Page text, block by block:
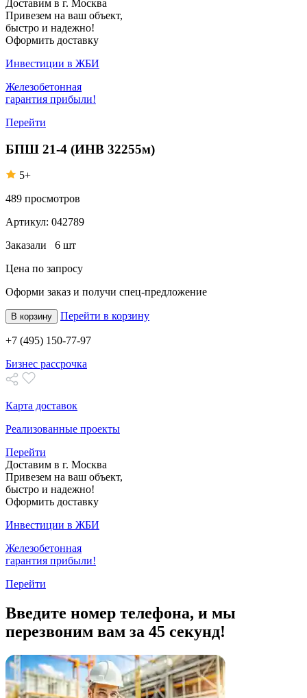
Доставим в г. Москва
Привезем на ваш объект,
быстро и надежно!
Оформить доставку
Инвестиции в ЖБИ
Железобетонная
гарантия прибыли!
Перейти
БПШ 21-4 (ИНВ 32255м)
5+
489 просмотров
Артикул: 042789
Заказали 6 шт
Цена по запросу
Оформи заказ и получи спец-предложение
В корзину Перейти в корзину
+7 (495) 150-77-97
Бизнес рассрочка
Карта доставок
Реализованные проекты
Перейти
Доставим в г. Москва
Привезем на ваш объект,
быстро и надежно!
Оформить доставку
Инвестиции в ЖБИ
Железобетонная
гарантия прибыли!
Перейти
Введите номер телефона, и мы
перезвоним вам за 45 секунд!